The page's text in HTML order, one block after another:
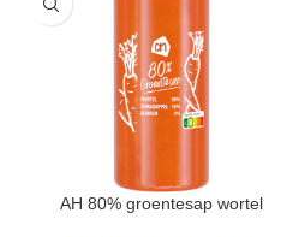
AH 80% groentesap wortel